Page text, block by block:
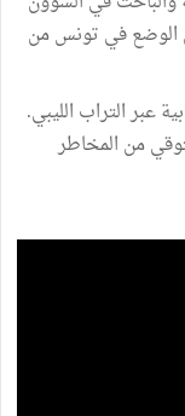
الوضع في تونس من
عبر التراب الليبي.
من المخاطر